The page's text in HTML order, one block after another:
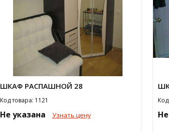
ШКАФ РАСПАШНОЙ 28
Код товара: 1121
Не указана Узнать цену